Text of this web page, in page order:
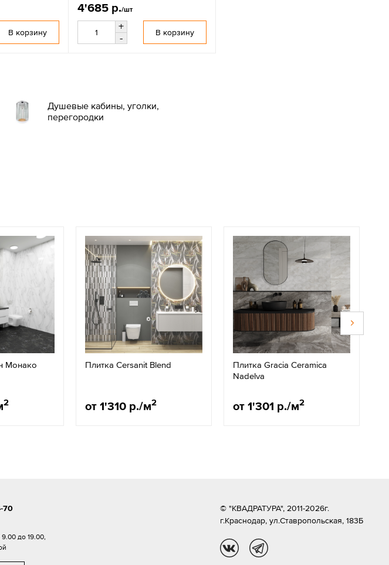
В корзину
4'685 р./шт
+
-
В корзину
Душевые кабины, уголки,
перегородки
Монако
2
Плитка Cersanit Blend
от 1'310 р./м2
Плитка Gracia Ceramica
Nadelva
от 1'301 р./м2
70
до 19.00,
© "КВАДРАТУРА", 2011-2026г.
г.Краснодар, ул.Ставропольская, 183Б